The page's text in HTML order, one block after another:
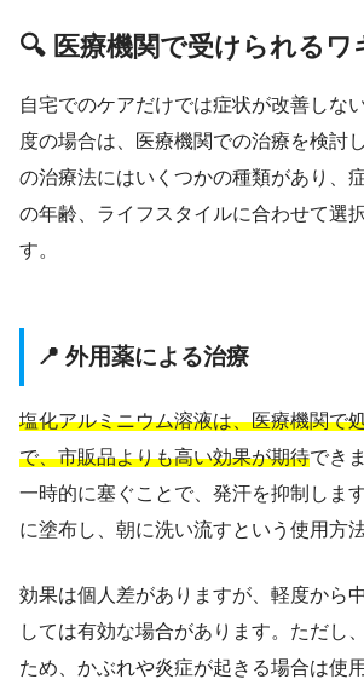
🔍 医療機関で受けられるワ
自宅でのケアだけでは症状が改善しな
度の場合は、医療機関での治療を検討
の治療法にはいくつかの種類があり、
の年齢、ライフスタイルに合わせて選
す。
📍 外用薬による治療
塩化アルミニウム溶液は、医療機関で
で、市販品よりも高い効果が期待でき
一時的に塞ぐことで、発汗を抑制しま
に塗布し、朝に洗い流すという使用方
効果は個人差がありますが、軽度から
しては有効な場合があります。ただし
ため、かぶれや炎症が起きる場合は使